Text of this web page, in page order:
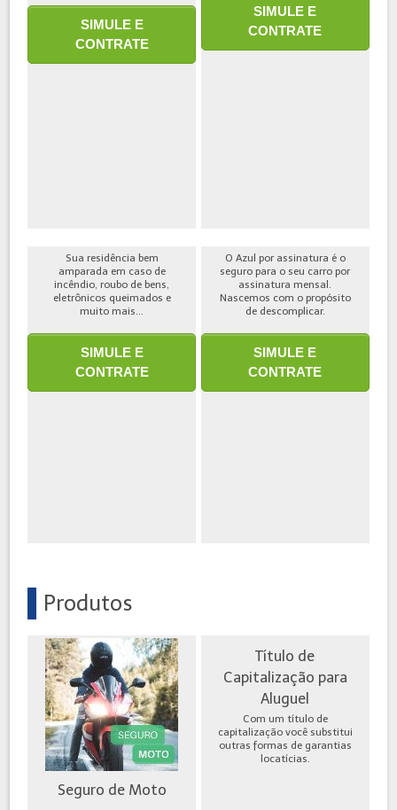
SIMULE E
CONTRATE
SIMULE E
CONTRATE
Sua residência bem
amparada em caso de
incêndio, roubo de bens,
eletrônicos queimados e
muito mais...
SIMULE E
CONTRATE
O Azul por assinatura é o
seguro para o seu carro por
assinatura mensal.
Nascemos com o propósito
de descomplicar.
SIMULE E
CONTRATE
Produtos
Seguro de Moto
Título de
Capitalização para
Aluguel
Com um título de
capitalização você substitui
outras formas de garantias
locatícias.